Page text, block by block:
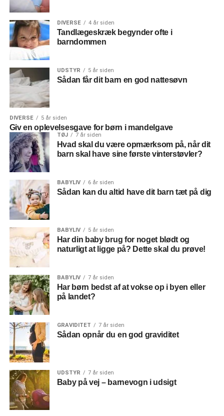
DIVERSE 4 år siden
Tandlægeskræk begynder ofte i
barndommen
UDSTYR 5 år siden
Sådan får dit barn en god nattesøvn
DIVERSE 5 år siden
Giv en oplevelsesgave for børn i mandelgave
TØJ 7 år siden
Hvad skal du være opmærksom på, når dit
barn skal have sine første vinterstøvler?
BABYLIV 6 år siden
Sådan kan du altid have dit barn tæt på dig
BABYLIV 5 år siden
Har din baby brug for noget blødt og
naturligt at ligge på? Dette skal du prøve!
BABYLIV 7 år siden
Har børn bedst af at vokse op i byen eller
på landet?
GRAVIDITET 7 år siden
Sådan opnår du en god graviditet
UDSTYR 7 år siden
Baby på vej – barnevogn i udsigt